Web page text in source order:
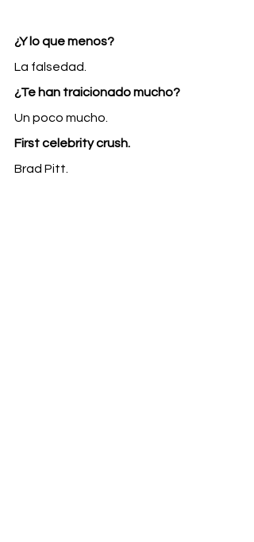
¿Y lo que menos?
La falsedad.
¿Te han traicionado mucho?
Un poco mucho.
First celebrity crush.
Brad Pitt.